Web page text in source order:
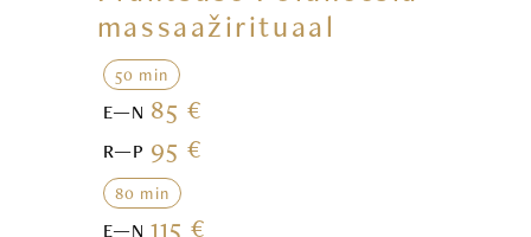
massaažirituaal
50 min
E—N 85 €
R—P 95 €
80 min
E—N115 €